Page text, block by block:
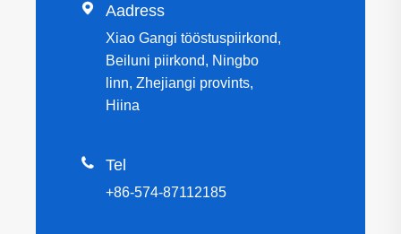
 Aadress
Xiao Gangi tööstuspiirkond,
Beiluni piirkond, Ningbo
linn, Zhejiangi provints,
Hiina
 Tel
+86-574-87112185